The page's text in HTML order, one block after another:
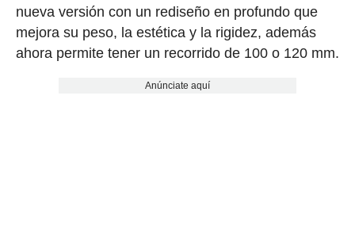
nueva versión con un rediseño en profundo que
mejora su peso, la estética y la rigidez, además
ahora permite tener un recorrido de 100 o 120 mm.
Anúnciate aquí